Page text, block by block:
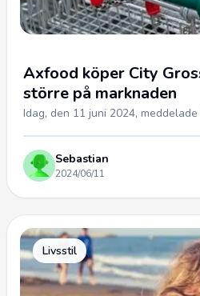
Axfood köper City
större på marknaden
Idag, den 11 juni 2024,
Sebastian
2024/06/11
Livsstil